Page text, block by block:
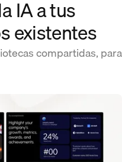
IA a tus
existentes
compartidas, para